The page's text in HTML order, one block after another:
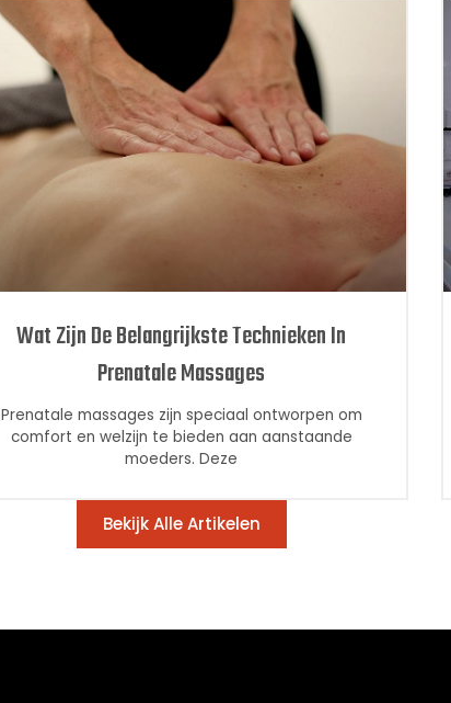
Wat Zijn De Belangrijkste Technieken In
Prenatale Massages
Prenatale massages zijn speciaal ontworpen om
comfort en welzijn te bieden aan aanstaande
moeders. Deze
Bekijk Alle Artikelen